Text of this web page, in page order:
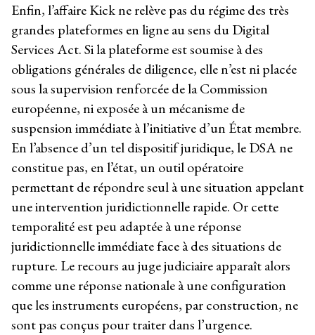
Enfin, l’affaire Kick ne relève pas du régime des très
grandes plateformes en ligne au sens du Digital
Services Act. Si la plateforme est soumise à des
obligations générales de diligence, elle n’est ni placée
sous la supervision renforcée de la Commission
européenne, ni exposée à un mécanisme de
suspension immédiate à l’initiative d’un État membre.
En l’absence d’un tel dispositif juridique, le DSA ne
constitue pas, en l’état, un outil opératoire
permettant de répondre seul à une situation appelant
une intervention juridictionnelle rapide. Or cette
temporalité est peu adaptée à une réponse
juridictionnelle immédiate face à des situations de
rupture. Le recours au juge judiciaire apparaît alors
comme une réponse nationale à une configuration
que les instruments européens, par construction, ne
sont pas conçus pour traiter dans l’urgence.